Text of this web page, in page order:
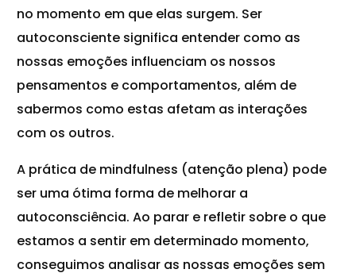
no momento em que elas surgem. Ser
autoconsciente significa entender como as
nossas emoções influenciam os nossos
pensamentos e comportamentos, além de
sabermos como estas afetam as interações
com os outros.
A prática de mindfulness (atenção plena) pode
ser uma ótima forma de melhorar a
autoconsciência. Ao parar e refletir sobre o que
estamos a sentir em determinado momento,
conseguimos analisar as nossas emoções sem